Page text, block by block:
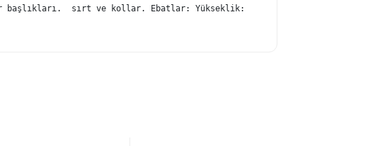
başlıkları.  sırt ve kollar. Ebatlar: Yükseklik: 45cm, Genişlik: 30cm,